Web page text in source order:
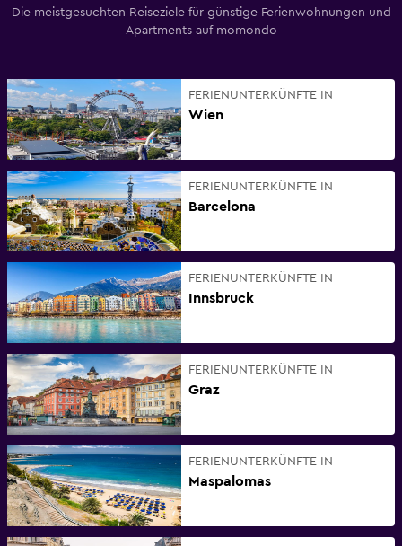
Die meistgesuchten Reiseziele für günstige Ferienwohnungen und
Apartments auf momondo
FERIENUNTERKÜNFTE IN
Wien
FERIENUNTERKÜNFTE IN
Barcelona
FERIENUNTERKÜNFTE IN
Innsbruck
FERIENUNTERKÜNFTE IN
Graz
FERIENUNTERKÜNFTE IN
Maspalomas